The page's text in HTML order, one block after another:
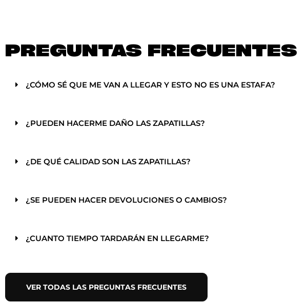
PREGUNTAS FRECUENTES
¿CÓMO SÉ QUE ME VAN A LLEGAR Y ESTO NO ES UNA ESTAFA?
¿PUEDEN HACERME DAÑO LAS ZAPATILLAS?
¿DE QUÉ CALIDAD SON LAS ZAPATILLAS?
¿SE PUEDEN HACER DEVOLUCIONES O CAMBIOS?
¿CUANTO TIEMPO TARDARÁN EN LLEGARME?
VER TODAS LAS PREGUNTAS FRECUENTES